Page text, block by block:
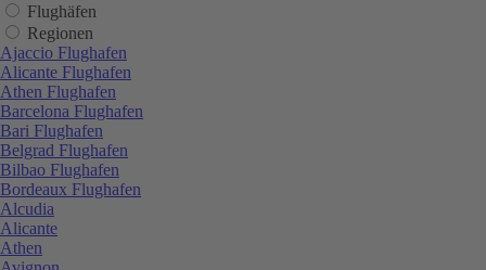
Flughäfen
Regionen
Ajaccio Flughafen
Alicante Flughafen
Athen Flughafen
Barcelona Flughafen
Bari Flughafen
Belgrad Flughafen
Bilbao Flughafen
Bordeaux Flughafen
Alcudia
Alicante
Athen